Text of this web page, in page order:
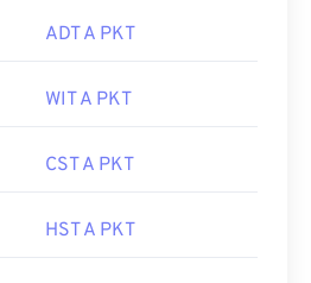
ADT A PKT
WIT A PKT
CST A PKT
HST A PKT